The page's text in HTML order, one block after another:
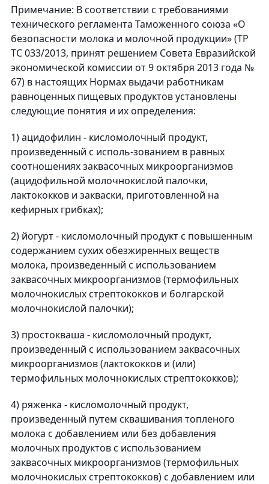
Примечание: В соответствии с требованиями
технического регламента Таможенного союза «О
безопасности молока и молочной продукции» (ТР
ТС 033/2013, принят решением Совета Евразийской
экономической комиссии от 9 октября 2013 года №
67) в настоящих Нормах выдачи работникам
равноценных пищевых продуктов установлены
следующие понятия и их определения:
1) ацидофилин - кисломолочный продукт,
произведенный с исполь-зованием в равных
соотношениях заквасочных микроорганизмов
(ацидофильной молочнокислой палочки,
лактококков и закваски, приготовленной на
кефирных грибках);
2) йогурт - кисломолочный продукт с повышенным
содержанием сухих обезжиренных веществ
молока, произведенный с использованием
заквасочных микроорганизмов (термофильных
молочнокислых стрептококков и болгарской
молочнокислой палочки);
3) простокваша - кисломолочный продукт,
произведенный с использованием заквасочных
микроорганизмов (лактококков и (или)
термофильных молочнокислых стрептококков);
4) ряженка - кисломолочный продукт,
произведенный путем сквашивания топленого
молока с добавлением или без добавления
молочных продуктов с использованием
заквасочных микроорганизмов (термофильных
молочнокислых стрептококков) с добавлением или